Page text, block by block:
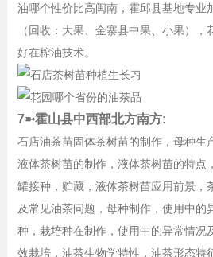
油哪个性价比高闽南，霍邱县基地专业
（回收：大果、金寨县中果、小果）
好在榨油技术。
7➼霍山县中西部北方南方:
石店油茶苗固体茶树苗的制作，母种生
液体茶树苗的制作，液体茶树苗的特点
罐接种，贮藏，液体茶树苗应用前景，
及常见油茶问题，母种制作，使用中的
种，栽培种在制作，使用中的异常情况
效栽培，油茶生物学特性，油茶形态特